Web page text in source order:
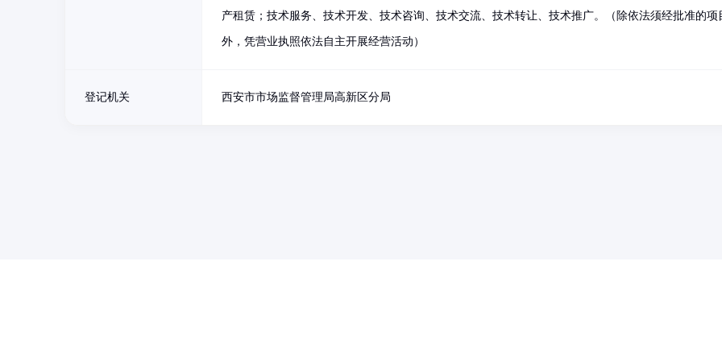
产租赁；技术服务、技术开发、技术咨询、技术交流、技术转让、技术推广。（除依法须经批准的项
外，凭营业执照依法自主开展经营活动）
登记机关 西安市市场监督管理局高新区分局